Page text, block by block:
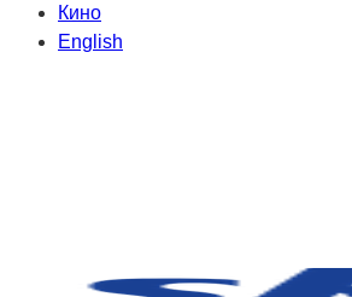
Кино
English